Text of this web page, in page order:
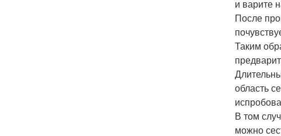
и варите
После
Таким
область
В том
можно